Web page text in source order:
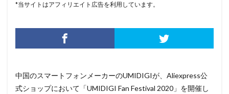
*当サイトはアフィリエイト広告を利用しています。
中国のスマートフォンメーカーのUMIDIGIが、Aliexpress公
式ショップにおいて「UMIDIGI Fan Festival 2020」を開催し